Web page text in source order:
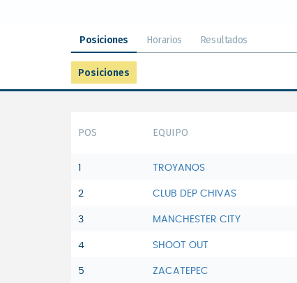
Posiciones Horarios Resultados
Posiciones
POS EQUIPO
TROYANOS
2 CLUB DEP CHIVAS
3 MANCHESTER CITY
4 SHOOT OUT
5 ZACATEPEC